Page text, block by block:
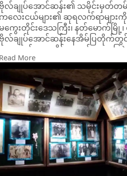
လ်ချုပ်အောင်ဆန်း၏ သမိုင်းမှတ်တမ်
လေးငယ်များ၏ ဆုရလက်ရာများကို
ကွေးတိုင်းဒေသကြီး၊ နတ်မောက်မြို့
လ်ချုပ်အောင်ဆန်းနေအိမ်ပြတိုက်တွင်
ာဇာနည်နေ့အထိမ်းအမှတ် အထူးပြပွဲ
ြိုတင်ပြင်ဆင်မှုများ ဆောင်ရွက်လ
ဆိုပါ အထူးပြပွဲတွင် ဗိုလ်ချုပ်အော
တ်တမ်းဓာတ်ပုံများ၊ လွတ်လပ်ရေး
ာတ်ပုံများနှင့် ဗိုလ်ချုပ်ကျဆုံးခဲ့သည့်
ာတ်ပုံများကို အစီအစဉ်တကျ ခင်းကျ
ရသည်။
ပြင် နတ်မောက်မြို့ရှိ ကလေးငယ်မျာ
ဗျာနှင့် သမိုင်းမှတ်တမ်းဆိုင်ရာ လ
ြသသွားရန် စီစဉ်ထားကြောင်း သိရ
ထူးပြပွဲကာလအတွင်း လာရောက်လ
ရီးသွားဧည့်သည်များ အဆင်ပြေစွ
More